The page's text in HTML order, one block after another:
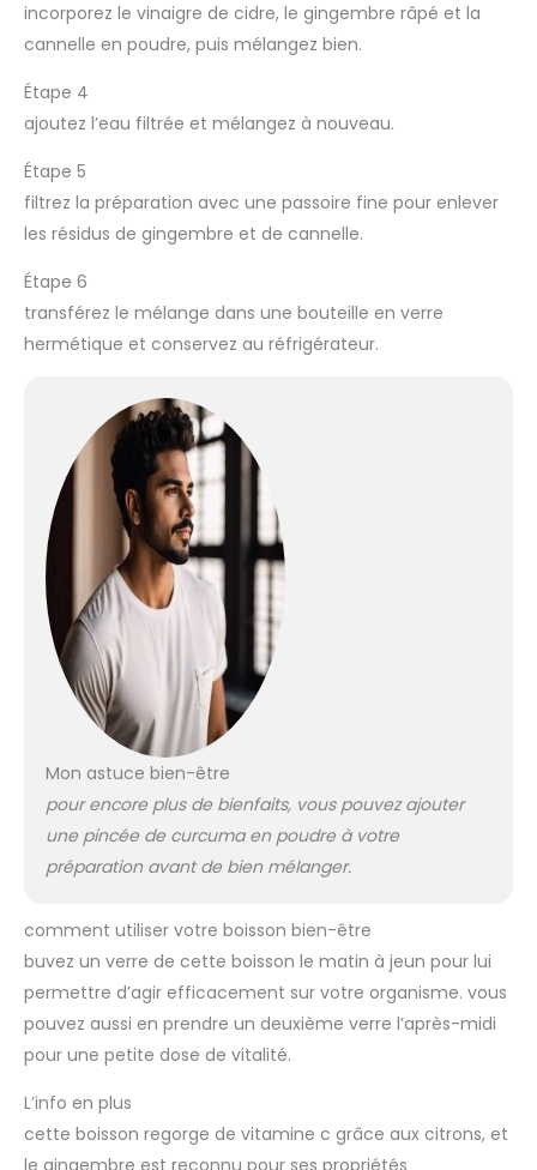
incorporez le vinaigre de cidre, le gingembre râpé et la
cannelle en poudre, puis mélangez bien.
Étape 4
ajoutez l’eau filtrée et mélangez à nouveau.
Étape 5
filtrez la préparation avec une passoire fine pour enlever
les résidus de gingembre et de cannelle.
Étape 6
transférez le mélange dans une bouteille en verre
hermétique et conservez au réfrigérateur.
Mon astuce bien-être
pour encore plus de bienfaits, vous pouvez ajouter
une pincée de curcuma en poudre à votre
préparation avant de bien mélanger.
comment utiliser votre boisson bien-être
buvez un verre de cette boisson le matin à jeun pour lui
permettre d’agir efficacement sur votre organisme. vous
pouvez aussi en prendre un deuxième verre l’après-midi
pour une petite dose de vitalité.
L’info en plus
cette boisson regorge de vitamine c grâce aux citrons, et